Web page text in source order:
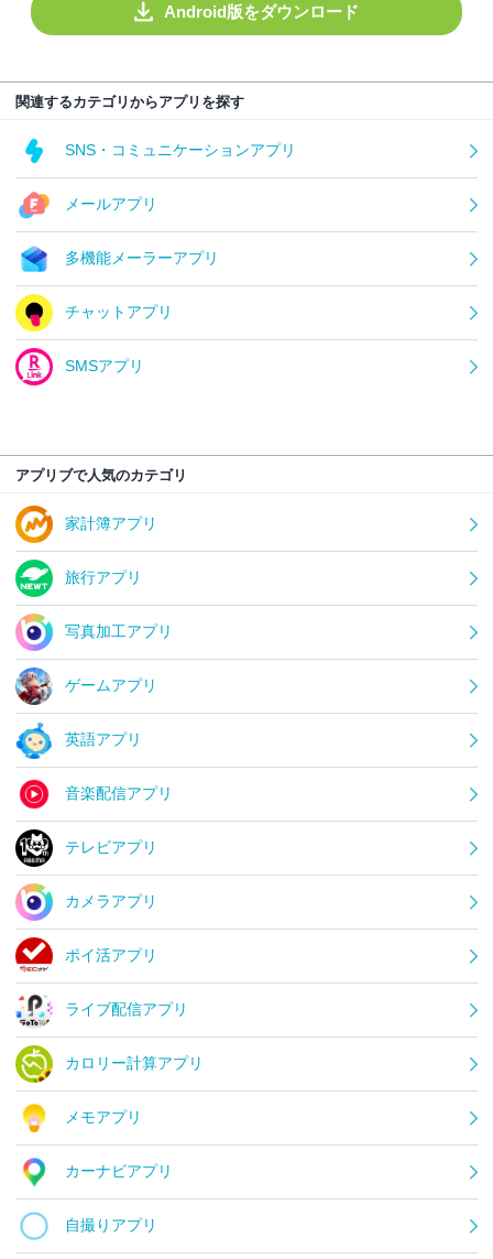
Android版をダウンロード
関連するカテゴリからアプリを探す
SNS・コミュニケーションアプリ
メールアプリ
多機能メーラーアプリ
チャットアプリ
SMSアプリ
アプリブで人気のカテゴリ
家計簿アプリ
旅行アプリ
写真加工アプリ
ゲームアプリ
英語アプリ
音楽配信アプリ
テレビアプリ
カメラアプリ
ポイ活アプリ
ライブ配信アプリ
カロリー計算アプリ
メモアプリ
カーナビアプリ
自撮りアプリ